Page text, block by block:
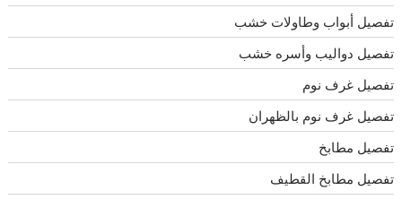
تفصيل أبواب وطاولات خشب
تفصيل دواليب وأسره خشب
تفصيل غرف نوم
تفصيل غرف نوم بالظهران
تفصيل مطابخ
تفصيل مطابخ القطيف